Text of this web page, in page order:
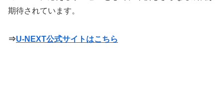
期待されています。
⇒U-NEXT公式サイトはこちら